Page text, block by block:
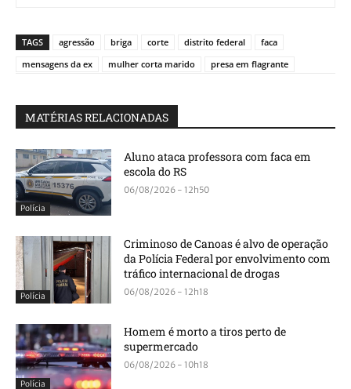
TAGS agressão briga corte distrito federal
faca
mensagens da ex
mulher corta marido presa em flagrante
MATÉRIAS RELACIONADAS
Polícia
Aluno ataca professora com faca em
escola do RS
06/08/2026 - 12h50
Polícia
Criminoso de Canoas é alvo de operação
da Polícia Federal por envolvimento com
tráfico internacional de drogas
06/08/2026 - 12h18
Polícia
Homem é morto a tiros perto de
supermercado
06/08/2026 - 10h18